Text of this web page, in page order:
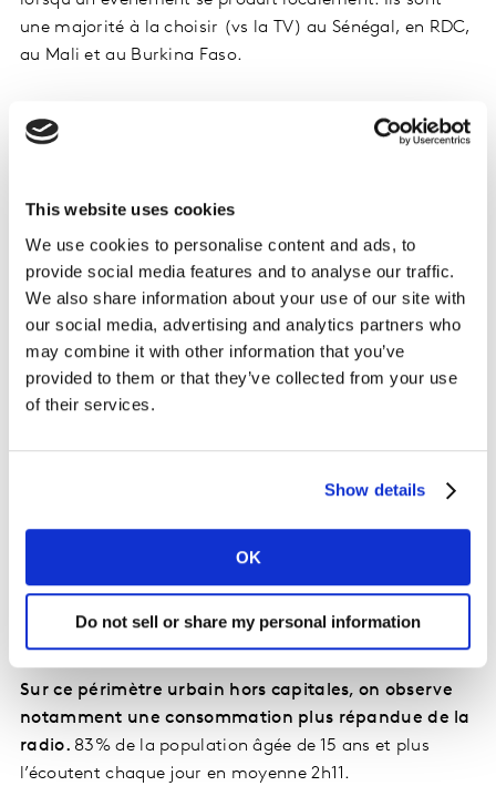
This website uses cookies
We use cookies to personalise content and ads, to
provide social media features and to analyse our traffic.
We also share information about your use of our site with
our social media, advertising and analytics partners who
may combine it with other information that you’ve
provided to them or that they’ve collected from your use
of their services.
Show details
OK
Do not sell or share my personal information
une majorité à la choisir (vs la TV) au Sénégal, en RDC,
au Mali et au Burkina Faso.
stations nationales publiques ou privées. Elles
Détail des durées d’écoutes total Radio et top 3
audience veille par pays :
Au second semestre 2020, Africascope a élargi son
Sur ce périmètre urbain hors capitales, on observe
notamment une consommation plus répandue de la
radio. 83% de la population âgée de 15 ans et plus
l’écoutent chaque jour en moyenne 2h11.